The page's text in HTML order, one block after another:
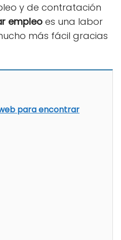
y de contratación
empleo es una labor
más fácil gracias
para encontrar